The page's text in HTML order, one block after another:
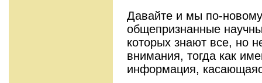
Давайте и мы по-
общепризнанные
которых знают все, но
внимания, тогда как
информация,